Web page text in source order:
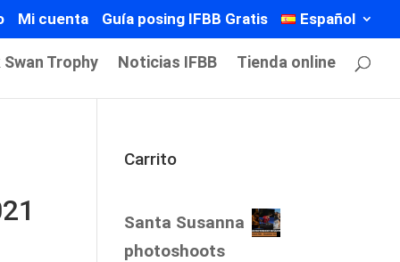
Mi cuenta Guía posing IFBB Gratis Español
Trophy Noticias IFBB Tienda online
Carrito
Santa Susanna
photoshoots